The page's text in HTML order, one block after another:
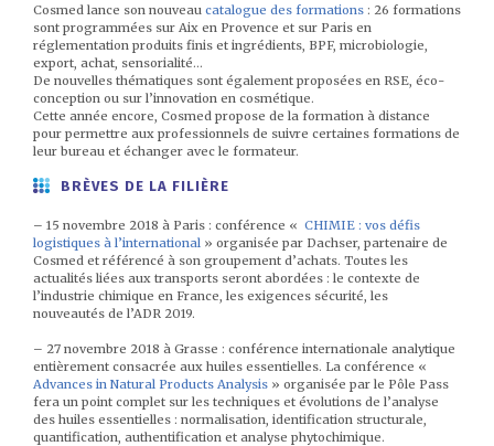
Cosmed lance son nouveau catalogue des formations : 26 formations
sont programmées sur Aix en Provence et sur Paris en
réglementation produits finis et ingrédients, BPF, microbiologie,
export, achat, sensorialité…
De nouvelles thématiques sont également proposées en RSE, éco-
conception ou sur l’innovation en cosmétique.
Cette année encore, Cosmed propose de la formation à distance
pour permettre aux professionnels de suivre certaines formations de
leur bureau et échanger avec le formateur.
BRÈVES DE LA FILIÈRE
– 15 novembre 2018 à Paris : conférence « CHIMIE : vos défis
logistiques à l’international » organisée par Dachser, partenaire de
Cosmed et référencé à son groupement d’achats. Toutes les
actualités liées aux transports seront abordées : le contexte de
l’industrie chimique en France, les exigences sécurité, les
nouveautés de l’ADR 2019.
– 27 novembre 2018 à Grasse : conférence internationale analytique
entièrement consacrée aux huiles essentielles. La conférence «
Advances in Natural Products Analysis » organisée par le Pôle Pass
fera un point complet sur les techniques et évolutions de l’analyse
des huiles essentielles : normalisation, identification structurale,
quantification, authentification et analyse phytochimique.